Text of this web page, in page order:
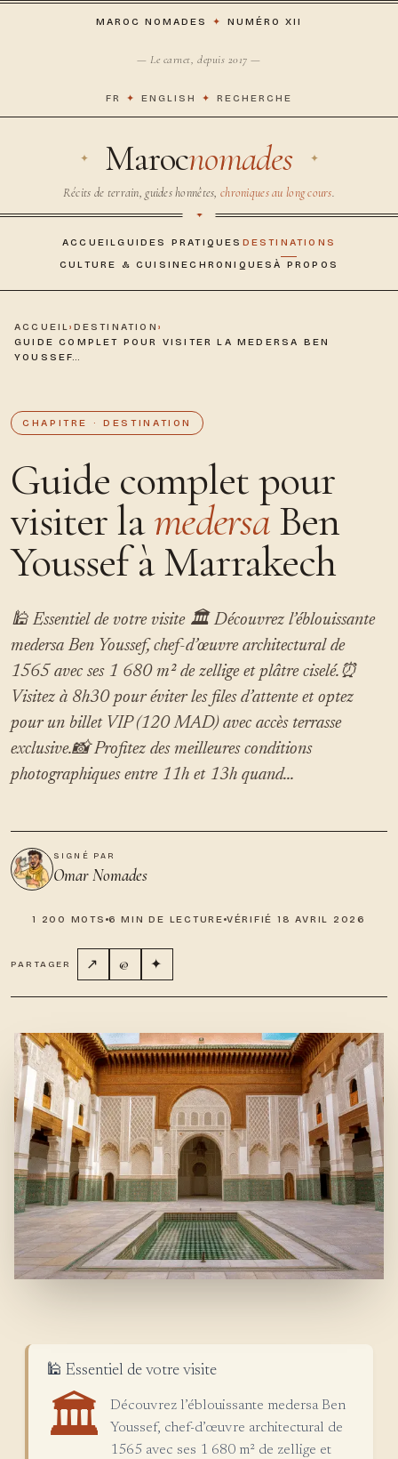
MAROC NOMADES ✦ NUMÉRO XII
— Le carnet, depuis 2017 —
FR ✦ ENGLISH ✦ RECHERCHE
Marocnomades
Récits de terrain, guides honnêtes,chroniques au long cours.
ACCUEILGUIDES PRATIQUES DESTINATIONS
CULTURE & CUISINECHRONIQUESÀ PROPOS
ACCUEIL› DESTINATION ›
GUIDE COMPLET POUR VISITER LA MEDERSA BEN
YOUSSEF…
CHAPITRE · DESTINATION
Guide complet pour
visiter lamedersaBen
Youssef à Marrakech
🕌 Essentiel de votre visite 🏛️ Découvrez l’éblouissante
medersa Ben Youssef, chef-d’œuvre architectural de
1565 avec ses 1 680 m² de zellige et plâtre ciselé.⏰
Visitez à 8h30 pour éviter les files d’attente et optez
pour un billet VIP (120 MAD) avec accès terrasse
exclusive.📸 Profitez des meilleures conditions
photographiques entre 11h et 13h quand...
SIGNÉ PAR
Omar Nomades
1 200 MOTS 6 MIN DE LECTURE VÉRIFIÉ 18 AVRIL 2026
PARTAGER ↗ @ ✦
🕌 Essentiel de votre visite
🏛️
Découvrez l’éblouissante medersa Ben
Youssef, chef-d’œuvre architectural de
1565 avec ses 1 680 m² de zellige et